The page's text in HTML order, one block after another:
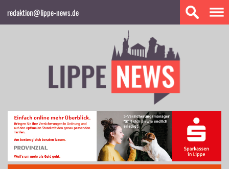
redaktion@lippe-news.de